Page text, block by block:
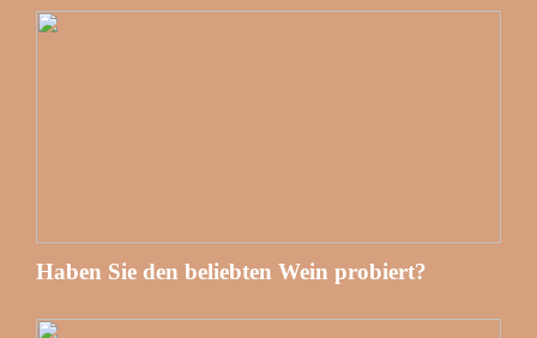
Haben Sie den beliebten Wein probiert?